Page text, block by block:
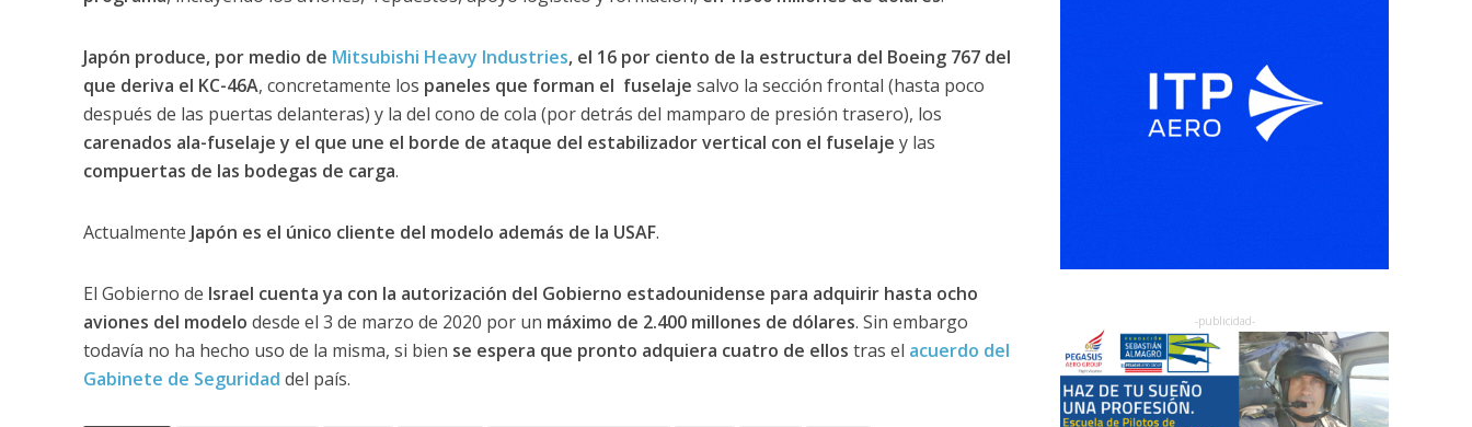
Japón produce, por medio de Mitsubishi Heavy Industries, el 16 por ciento de la estructura del Boeing 767 del
que deriva el KC-46A, concretamente los paneles que forman el fuselaje salvo la sección frontal (hasta poco
después de las puertas delanteras) y la del cono de cola (por detrás del mamparo de presión trasero), los
carenados ala-fuselaje y el que une el borde de ataque del estabilizador vertical con el fuselaje y las
compuertas de las bodegas de carga.
Actualmente Japón es el único cliente del modelo además de la USAF.
El Gobierno de Israel cuenta ya con la autorización del Gobierno estadounidense para adquirir hasta ocho
aviones del modelo desde el 3 de marzo de 2020 por un máximo de 2.400 millones de dólares. Sin embargo
todavía no ha hecho uso de la misma, si bien se espera que pronto adquiera cuatro de ellos tras el acuerdo del
Gabinete de Seguridad del país.